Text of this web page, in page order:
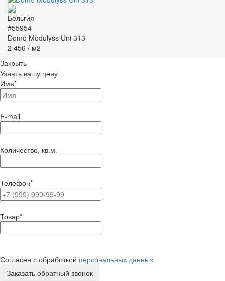
#55954
Domo Modulyss Uni 313
2 456 / м2
Закрыть
Узнать вашу цену
Имя*
E-mail
Количество, кв.м.
Телефон*
Товар*
Согласен с обработкой персональных данных